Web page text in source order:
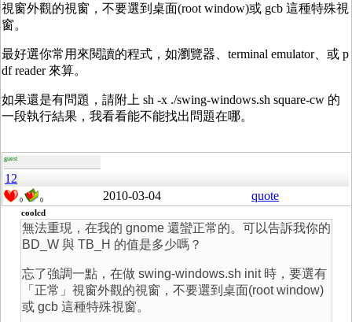
視窗外觀的視窗，不要選到桌面(root window)或 gcb 這種特殊視
窗。
最好選你常用來閱讀的程式，如瀏覽器、terminal emulator、或 p
df reader 來算。
如果還是有問題，請附上 sh -x ./swing-windows.sh square-cw 的
一段執行結果，我看看能不能找出問題在哪。
guest
12
0 0 2010-03-04 quote
coolcd
無法重現，在我的 gnome 還蠻正常的。可以告訴我你的
BD_W 與 TB_H 的值是多少嗎？
忘了強調一點，在做 swing-windows.sh init 時，要選有
「正常」視窗外觀的視窗，不要選到桌面(root window)
或 gcb 這種特殊視窗。